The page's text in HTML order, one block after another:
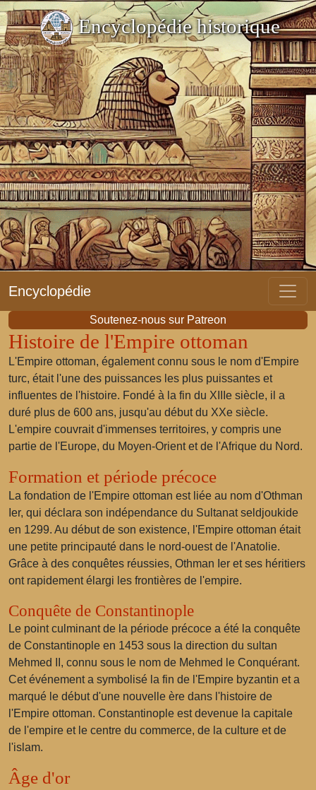
Encyclopédie historique
Encyclopédie
Soutenez-nous sur Patreon
Histoire de l'Empire ottoman
L'Empire ottoman, également connu sous le nom d'Empire
turc, était l'une des puissances les plus puissantes et
influentes de l'histoire. Fondé à la fin du XIIIe siècle, il a
duré plus de 600 ans, jusqu'au début du XXe siècle.
L'empire couvrait d'immenses territoires, y compris une
partie de l'Europe, du Moyen-Orient et de l'Afrique du Nord.
Formation et période précoce
La fondation de l'Empire ottoman est liée au nom d'Othman
Ier, qui déclara son indépendance du Sultanat seldjoukide
en 1299. Au début de son existence, l'Empire ottoman était
une petite principauté dans le nord-ouest de l'Anatolie.
Grâce à des conquêtes réussies, Othman Ier et ses héritiers
ont rapidement élargi les frontières de l'empire.
Conquête de Constantinople
Le point culminant de la période précoce a été la conquête
de Constantinople en 1453 sous la direction du sultan
Mehmed II, connu sous le nom de Mehmed le Conquérant.
Cet événement a symbolisé la fin de l'Empire byzantin et a
marqué le début d'une nouvelle ère dans l'histoire de
l'Empire ottoman. Constantinople est devenue la capitale
de l'empire et le centre du commerce, de la culture et de
l'islam.
Âge d'or